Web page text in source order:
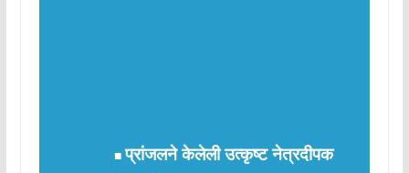
■प्रांजलने केलेली उत्कृष्ट नेत्रदीपक